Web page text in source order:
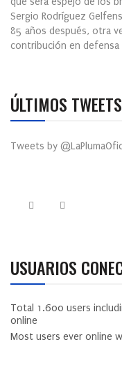
Sergio Rodríguez
85 años después, otra
contribución en defensa
ÚLTIMOS TWEETS
Tweets by
USUARIOS
Total 1.600 users
online
Most users ever online